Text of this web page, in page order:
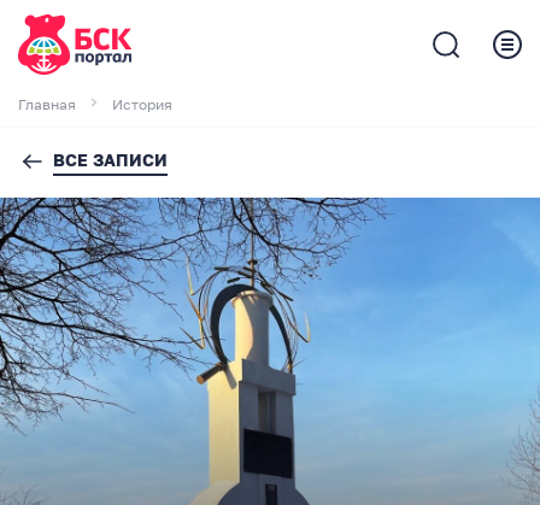
Главная История
ВСЕ ЗАПИСИ